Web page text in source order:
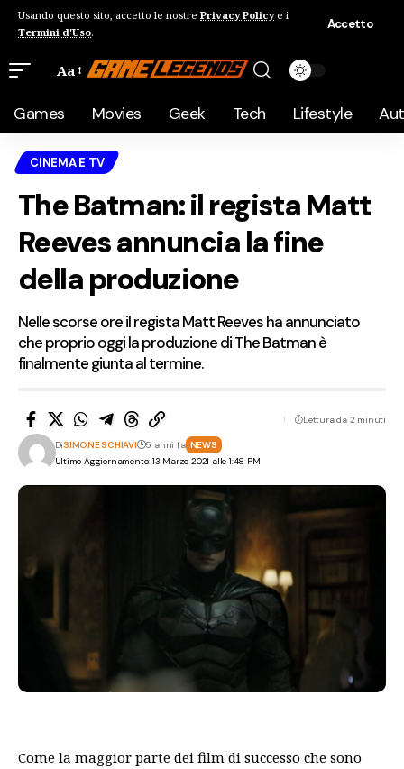
Usando questo sito, accetto le nostre Privacy Policye i
Termini d'Uso.
Accetto
Aa
Games Movies Geek Tech Lifestyle
CINEMA E TV
The Batman: il regista Matt
Reeves annuncia la fine
della produzione
Nelle scorse ore il regista Matt Reeves ha annunciato
che proprio oggi la produzione di The Batman è
finalmente giunta al termine.
Ultimo Aggiornamento: 13 Marzo 2021 alle 1:48 PM
DiSIMONE SCHIAVI 5 anni fa NEWS
Lettura da 2 minuti
Come la maggior parte dei film di successo che sono